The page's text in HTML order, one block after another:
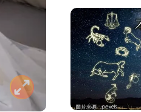
理，但接任僅2
訊息指出，李
在內部管理缺
董事及總經理
營層。